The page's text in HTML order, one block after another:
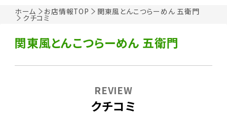
ホーム お店情報TOP 関東風とんこつらーめん 五衛門
クチコミ
関東風とんこつらーめん 五衛門
クチコミ
REVIEW